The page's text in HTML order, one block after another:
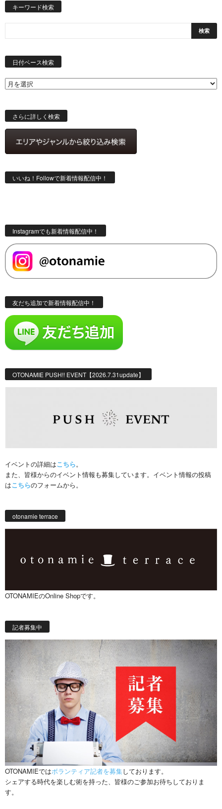
キーワード検索
日付ベース検索
さらに詳しく検索
いいね！Followで新着情報配信中！
Instagramでも新着情報配信中！
友だち追加で新着情報配信中！
OTONAMIE PUSH!! EVENT【2026.7.31update】
イベントの詳細はこちら。
また、皆様からのイベント情報も募集しています。イベント情報の投稿
はこちらのフォームから。
otonamie terrace
OTONAMIEのOnline Shopです。
記者募集中
OTONAMIEではボランティア記者を募集しております。
シェアする時代を楽しむ術を持った、皆様のご参加お待ちしておりま
す。